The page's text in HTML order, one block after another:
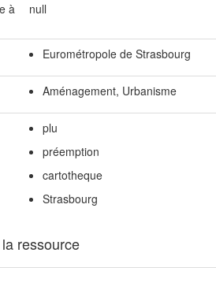
à
null
Eurométropole de Strasbourg
Aménagement, Urbanisme
plu
préemption
cartotheque
Strasbourg
ressource